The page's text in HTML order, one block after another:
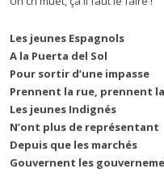
Les jeunes Espagnols
A la Puerta del Sol
Pour sortir d’une impasse
Prennent la rue, prennent
Les jeunes Indignés
N’ont plus de représentant
Depuis que les marchés
Gouvernent les